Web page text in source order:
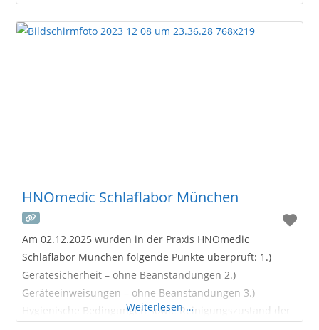
HNOmedic Schlaflabor München
Am 02.12.2025 wurden in der Praxis HNOmedic
Schlaflabor München folgende Punkte überprüft: 1.)
Gerätesicherheit – ohne Beanstandungen 2.)
Geräteeinweisungen – ohne Beanstandungen 3.)
Hygienische Bedingungen sowie Reinigungszustand der
Weiterlesen …